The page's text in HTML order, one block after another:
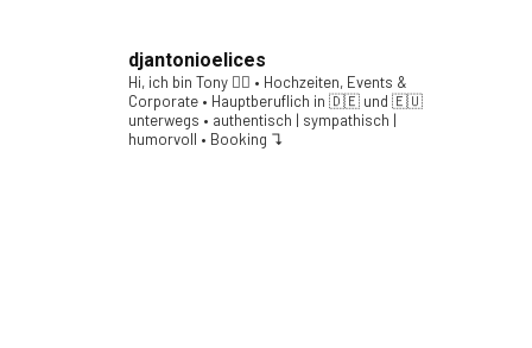
djantonioelices
Hi, ich bin Tony ✌🏻 • Hochzeiten, Events &
Corporate • Hauptberuflich in 🇩🇪 und 🇪🇺
unterwegs • authentisch | sympathisch |
humorvoll • Booking ↴